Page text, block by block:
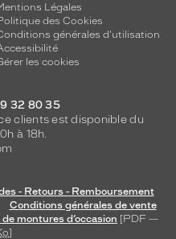
Légales
des Cookies
générales d'utilisation
les cookies
32 80 35
clients est disponible du
à 18h.
- Retours - Remboursement
Conditions générales de vente
montures d’occasion [PDF —
]